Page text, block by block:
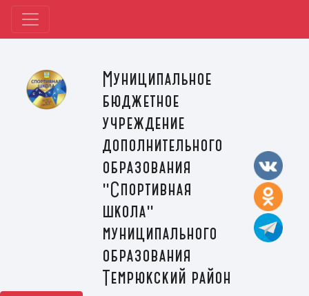
Муниципальное
бюджетное
учреждение
дополнительного
образования
"Спортивная
школа"
муниципального
образования
Темрюкский район